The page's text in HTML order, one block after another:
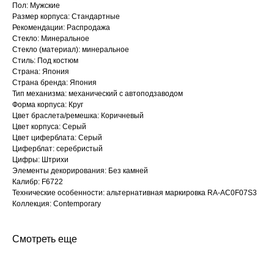
Пол: Мужские
Размер корпуса: Стандартные
Рекомендации: Распродажа
Стекло: Минеральное
Стекло (материал): минеральное
Стиль: Под костюм
Страна: Япония
Страна бренда: Япония
Тип механизма: механический с автоподзаводом
Форма корпуса: Круг
Цвет браслета/ремешка: Коричневый
Цвет корпуса: Серый
Цвет циферблата: Серый
Циферблат: серебристый
Цифры: Штрихи
Элементы декорирования: Без камней
Калибр: F6722
Технические особенности: альтернативная маркировка RA-AC0F07S3
Коллекция: Contemporary
Смотреть еще